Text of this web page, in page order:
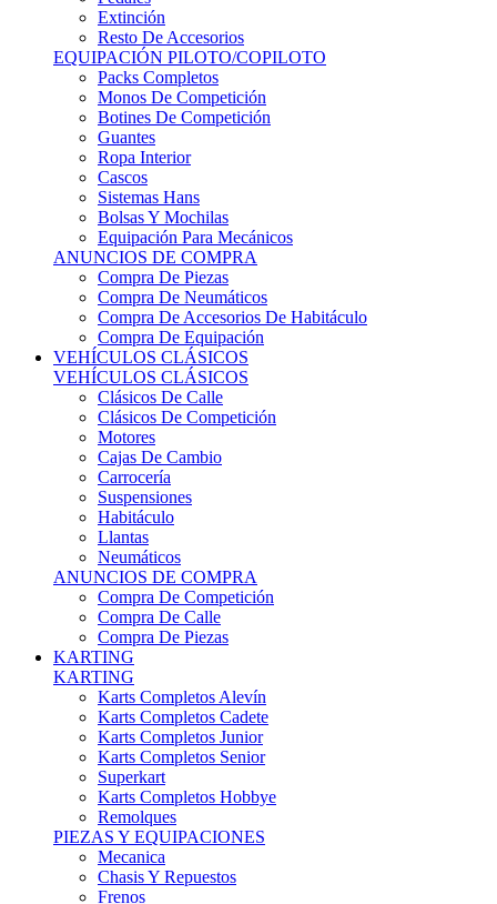
Resto De Accesorios
EQUIPACIÓN PILOTO/COPILOTO
Packs Completos
Monos De Competición
Botines De Competición
Guantes
Ropa Interior
Cascos
Sistemas Hans
Bolsas Y Mochilas
Equipación Para Mecánicos
ANUNCIOS DE COMPRA
Compra De Piezas
Compra De Neumáticos
Compra De Accesorios De Habitáculo
Compra De Equipación
VEHÍCULOS CLÁSICOS
VEHÍCULOS CLÁSICOS
Clásicos De Calle
Clásicos De Competición
Motores
Cajas De Cambio
Carrocería
Suspensiones
Habitáculo
Llantas
Neumáticos
ANUNCIOS DE COMPRA
Compra De Competición
Compra De Calle
Compra De Piezas
KARTING
KARTING
Karts Completos Alevín
Karts Completos Cadete
Karts Completos Junior
Karts Completos Senior
Superkart
Karts Completos Hobbye
Remolques
PIEZAS Y EQUIPACIONES
Mecanica
Chasis Y Repuestos
Frenos
Llantas